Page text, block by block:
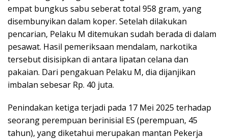
empat bungkus sabu seberat total 958 gram, yang
disembunyikan dalam koper. Setelah dilakukan
pencarian, Pelaku M ditemukan sudah berada di dalam
pesawat. Hasil pemeriksaan mendalam, narkotika
tersebut disisipkan di antara lipatan celana dan
pakaian. Dari pengakuan Pelaku M, dia dijanjikan
imbalan sebesar Rp. 40 juta.
Penindakan ketiga terjadi pada 17 Mei 2025 terhadap
seorang perempuan berinisial ES (perempuan, 45
tahun), yang diketahui merupakan mantan Pekerja